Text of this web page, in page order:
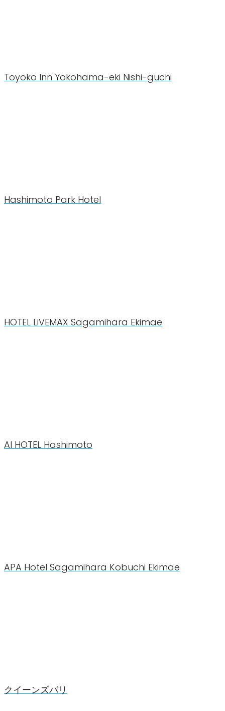
Toyoko Inn Yokohama-eki Nishi-guchi
Hashimoto Park Hotel
HOTEL LiVEMAX Sagamihara Ekimae
AI HOTEL Hashimoto
APA Hotel Sagamihara Kobuchi Ekimae
クイーンズバリ